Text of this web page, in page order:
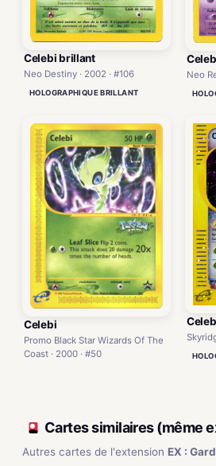
Celebi brillant
Neo Destiny · 2002 · #106
HOLOGRAPHIQUE BRILLANT
Neo
Celebi
Promo Black Star Wizards Of The
Coast · 2000 · #50
Cartes similaires (même
Autres cartes de l'extension EX :